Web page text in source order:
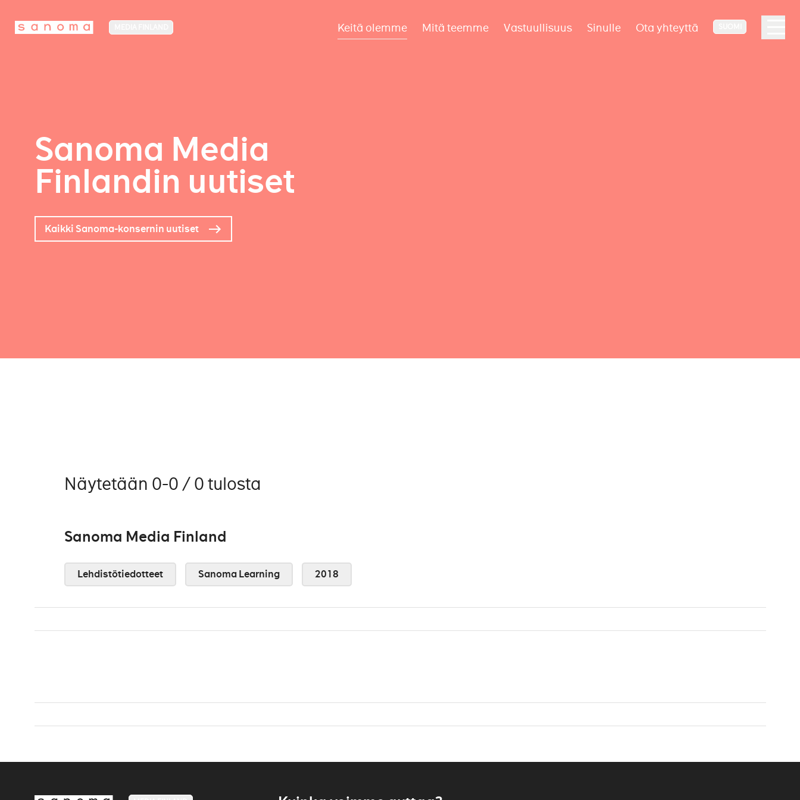
Keitä olemme Mitä teemme Vastuullisuus Sinulle Ota yhteyttä
Sanoma Media
Finlandin uutiset
Kaikki Sanoma-konsernin uutiset
Näytetään 0-0 / 0 tulosta
Sanoma Media Finland
Lehdistötiedotteet Sanoma Learning 2018